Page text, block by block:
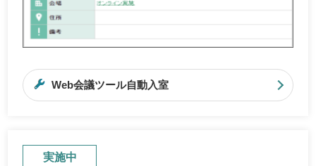
Web会議ツール自動入室
実施中